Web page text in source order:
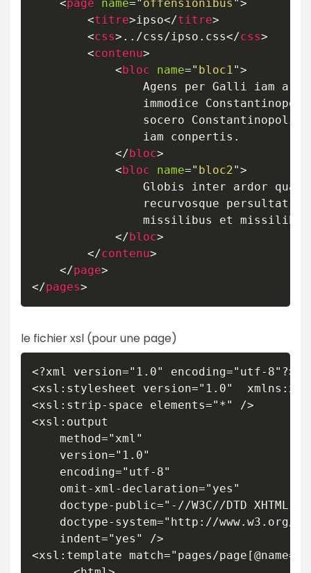
<page name=" offensionibus ">
<titre>ipso</titre>
<css> ../css/ipso.css</css>
<contenu>
<bloc name=" bloc1 ">
</bloc>
<bloc name=" bloc2">
</bloc>
</contenu>
</page>
</pages>
le fichier xsl (pour une page)
<?xml version="1.0" encoding="utf-8"?>
<xsl:stylesheet version="1.0"
<xsl:strip-space elements="*" />
<xsl:output
<xsl:template match="pages/